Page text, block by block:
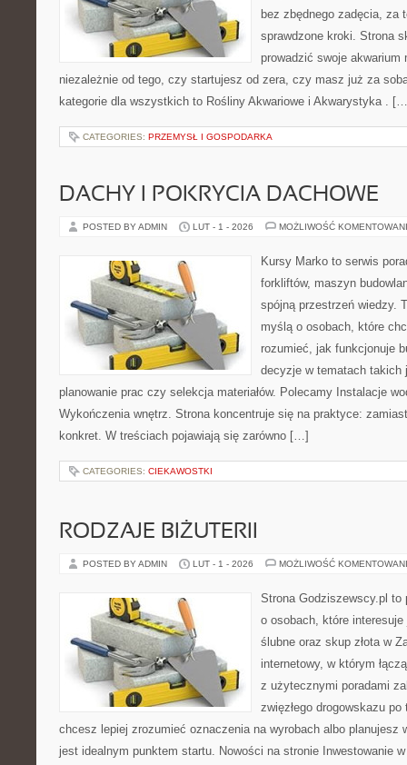
bez zbędnego zadęcia, za
sprawdzone kroki. Strona
prowadzić swoje
niezależnie od tego, czy startujesz od zera, czy masz już za
kategorie dla wszystkich to Rośliny Akwariowe i Akwarystyka .
CATEGORIES: PRZEMYSŁ I GOSPODARKA
DACHY I POKRYCIA DACHOWE
POSTED BY ADMIN LUT - 1 - 2026 MOŻLIWOŚĆ
Kursy Marko to serwis
forkliftów, maszyn
spójną przestrzeń wiedzy.
myślą o osobach, które
rozumieć, jak funkcjonuje
decyzje w tematach takich
planowanie prac czy selekcja materiałów. Polecamy Instalacje
Wykończenia wnętrz. Strona koncentruje się na praktyce:
konkret. W treściach pojawiają się zarówno […]
CATEGORIES: CIEKAWOSTKI
RODZAJE BIŻUTERII
POSTED BY ADMIN LUT - 1 - 2026 MOŻLIWOŚĆ
Strona Godziszewscy.pl
o osobach, które
ślubne oraz skup złota w
internetowy, w którym
z użytecznymi poradami
zwięzłego drogowskazu
chcesz lepiej zrozumieć oznaczenia na wyrobach albo planujesz
jest idealnym punktem startu. Nowości na stronie Inwestowanie